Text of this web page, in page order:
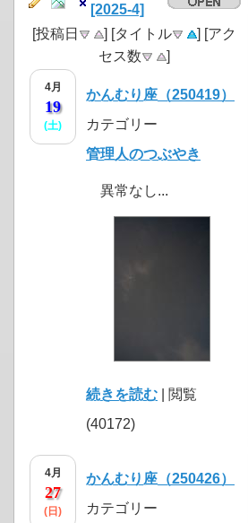
[2025-4]
[投稿日
] [タイトル
] [アク
セス数
]
4月
19
(土)
かんむり座（250419）
カテゴリー
管理人のつぶやき
異常なし...
続きを読む | 閲覧
(40172)
4月
27
(日)
かんむり座（250426）
カテゴリー